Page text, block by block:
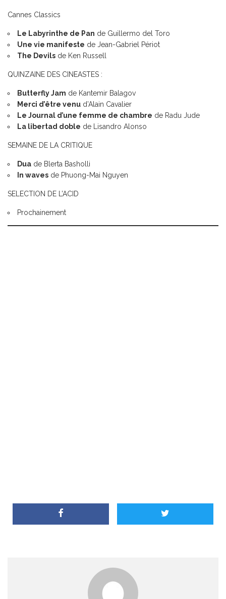
Cannes Classics
Le Labyrinthe de Pan de Guillermo del Toro
Une vie manifeste de Jean-Gabriel Périot
The Devils de Ken Russell
QUINZAINE DES CINEASTES :
Butterfly Jam de Kantemir Balagov
Merci d’être venu d’Alain Cavalier
Le Journal d’une femme de chambre de Radu Jude
La libertad doble de Lisandro Alonso
SEMAINE DE LA CRITIQUE
Dua de Blerta Basholli
In waves de Phuong-Mai Nguyen
SELECTION DE L’ACID
Prochainement